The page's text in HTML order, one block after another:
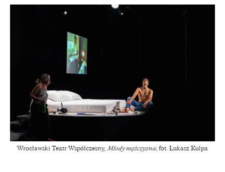
Wrocławski Teatr Współczesny, Młody mężczyzna; fot. Łukasz Kulpa